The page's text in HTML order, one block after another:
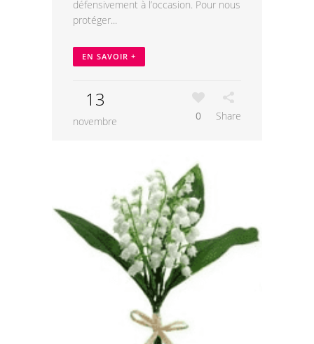
défensivement à l’occasion. Pour nous
protéger...
EN SAVOIR +
13
novembre 0 Share